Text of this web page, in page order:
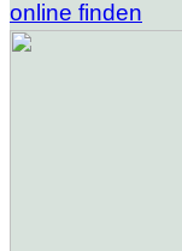
online finden